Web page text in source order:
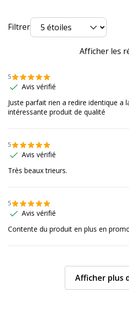
Type de fermeture
Type de produit
Caractéristiques
Emballage sans plastique
Impact environnemental
Produit compostable
Produit rechargeable
Produit recyclable
Présence de substance
Filtrer
Afficher les
5
Avis vérifié
Juste parfait rien a redire identique a
intéressante produit de qualité
5
Avis vérifié
Très beaux trieurs.
5
Avis vérifié
Contente du produit en plus en
Afficher plus